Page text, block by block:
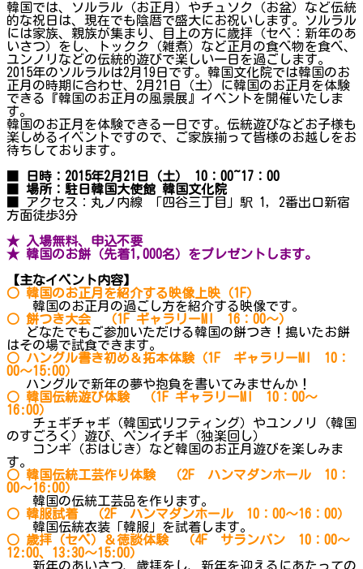
韓国では、ソルラル（お正月）やチュソク（お盆）など伝統
的な祝日は、現在でも陰暦で盛大にお祝いします。ソルラル
には家族、親族が集まり、目上の方に歳拝（セベ：新年のあ
いさつ）をし、トックク（雑煮）など正月の食べ物を食べ、
ユンノリなどの伝統的遊びで楽しい一日を過ごします。
2015年のソルラルは2月19日です。韓国文化院では韓国のお
正月の時期に合わせ、2月21日（土）に韓国のお正月を体験
できる『韓国のお正月の風景展』イベントを開催いたしま
す。
韓国のお正月を体験できる一日です。伝統遊びなどお子様も
楽しめるイベントですので、ご家族揃って皆様のお越しをお
待ちしております。
日時：2015年2月21日（土） 10：00~17：00
場所：駐日韓国大使館 韓国文化院
■ アクセス：丸ノ内線 「四谷三丁目」駅 1，2番出口新宿
方面徒歩3分
★ 入場無料、申込不要
★ 韓国のお餅（先着1,000名）をプレゼントします。
【主なイベント内容】
○ 韓国のお正月を紹介する映像上映（1F）
韓国のお正月の過ごし方を紹介する映像です。
○ 餅つき大会 （1F ギャラリーMI 16：00～）
どなたでもご参加いただける韓国の餅つき！搗いたお餅
はその場で試食できます。
○ ハングル書き初め＆拓本体験（1F ギャラリーMI 10：
00～15:00）
ハングルで新年の夢や抱負を書いてみませんか！
○ 韓国伝統遊び体験 （1F ギャラリーMI 10：00～
16:00）
チェギチャギ（韓国式リフティング）やユンノリ（韓国
のすごろく）遊び、ペンイチギ（独楽回し）
コンギ（おはじき）など韓国のお正月遊びを楽しみま
す。
○ 韓国伝統工芸作り体験 （2F ハンマダンホール 10：
00～16:00）
韓国の伝統工芸品を作ります。
○ 韓服試着 （2F ハンマダンホール 10：00～16：00）
韓国伝統衣装「韓服」を試着します。
○ 歳拝（セベ）＆徳談体験 （4F サランバン 10：00～
12:00、13:30～15:00）
新年のあいさつ、歳拝をし、新年を迎えるにあたっての